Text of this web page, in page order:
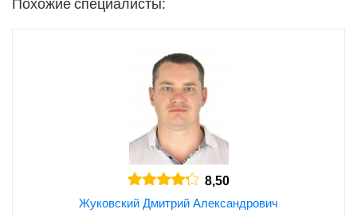
Похожие специалисты:
8,50
Жуковский Дмитрий Александрович